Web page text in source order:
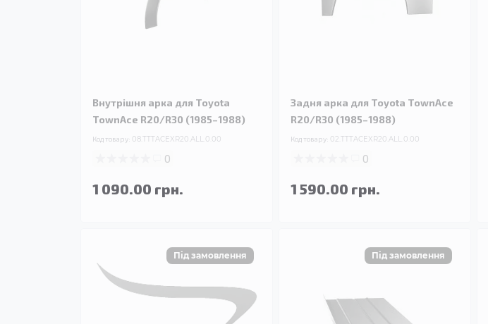
Внутрішня арка для Toyota
TownAce R20/R30 (1985–1988)
Код товару: 08.TTTACEXR20.ALL.0.00
0
1 090.00 грн.
Задня арка для Toyota TownAce
R20/R30 (1985–1988)
Код товару: 02.TTTACEXR20.ALL.0.00
0
1 590.00 грн.